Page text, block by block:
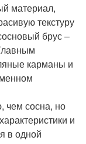
материал,
текстуру
брус –
карманы и
чем сосна, но
и
в одной